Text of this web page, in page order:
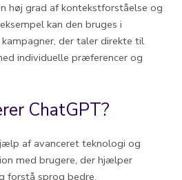
høj grad af kontekstforståelse og
kan den bruges i
der taler direkte til
individuelle præferencer og
ChatGPT?
af avanceret teknologi og
med brugere, der hjælper
forstå sprog bedre.